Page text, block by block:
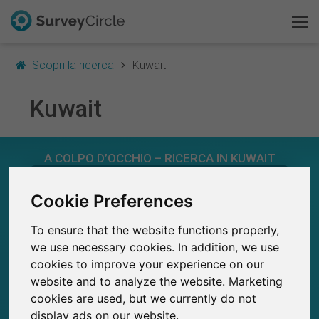
Cookie Preferences
To ensure that the website functions properly,
we use necessary cookies. In addition, we use
cookies to improve your experience on our
website and to analyze the website. Marketing
cookies are used, but we currently do not
display ads on our website.
Scopri la ricerca Kuwait
Kuwait
A COLPO D’OCCHIO – RICERCA IN KUWAIT
26
SurveyCircle
0
Studi attualmente pubblicati su SurveyCircle
500
SurveyCircle
Survey Ranking
Scopri la ricerca
FAQ
Registrati gratis
Accedi